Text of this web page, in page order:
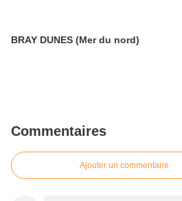
BRAY DUNES (Mer du nord)
Commentaires
Ajouter un commentaire